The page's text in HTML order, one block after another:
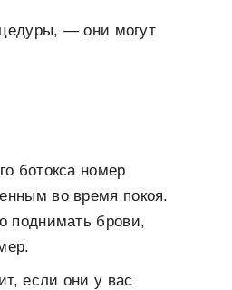
— они могут
ботокса номер
во время покоя.
поднимать брови,
если они у вас